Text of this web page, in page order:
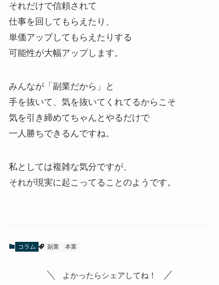
それだけで信頼されて
仕事を回してもらえたり、
単価アップしてもらえたりする
可能性が大幅アップします。
みんなが「副業だから」と
手を抜いて、気を抜いてくれてるからこそ
気を引き締めてちゃんとやるだけで
一人勝ちできるんですね。
私としては複雑な気分ですが、
それが現実に起こってることのようです。
コラム 副業 本業
よかったらシェアしてね！